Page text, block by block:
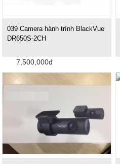
039 Camera hành trình BlackVue
DR650S-2CH
7,500,000đ